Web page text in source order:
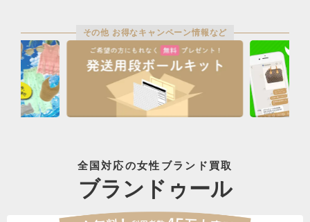
その他 お得なキャンペーン情報など
全国対応の女性ブランド買取
ブランドゥール